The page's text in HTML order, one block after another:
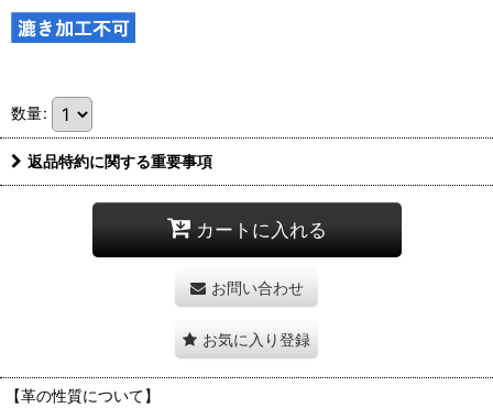
数量:
返品特約に関する重要事項
カートに入れる
お問い合わせ
お気に入り登録
【革の性質について】